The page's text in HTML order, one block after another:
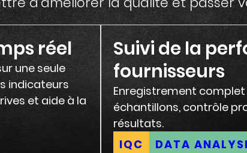
réel
une seule
indicateurs
et aide à la
Suivi de la
fournisseurs
Enregistrement
échantillons, contrôle
résultats.
IQC
DATA